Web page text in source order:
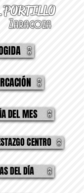
PORTILLO
Zaragoza
DEL MES
CENTRO
DEL DÍA